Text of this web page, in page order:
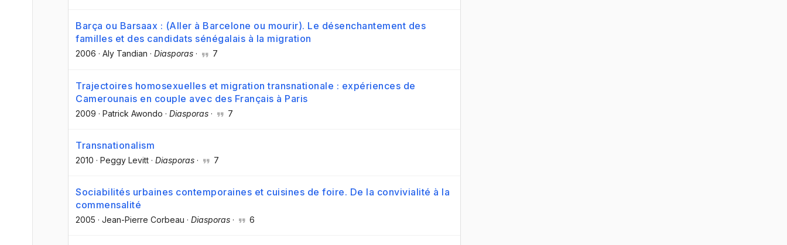
Barça ou Barsaax : (Aller à Barcelone ou mourir). Le désenchantement des
familles et des candidats sénégalais à la migration
2006 · Aly Tandian · Diasporas · 7
Trajectoires homosexuelles et migration transnationale : expériences de
Camerounais en couple avec des Français à Paris
2009 · Patrick Awondo · Diasporas · 7
Transnationalism
2010 · Peggy Levitt · Diasporas · 7
Sociabilités urbaines contemporaines et cuisines de foire. De la convivialité à la
commensalité
2005 · Jean-Pierre Corbeau · Diasporas · 6